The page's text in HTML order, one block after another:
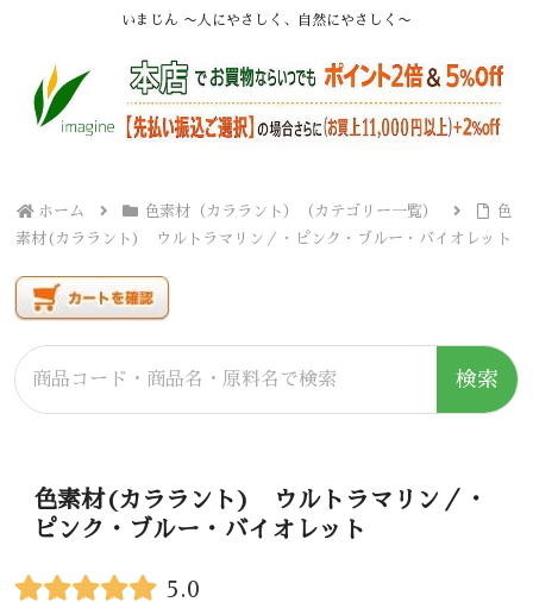
いまじん 〜人にやさしく、自然にやさしく〜
ホーム 色素材（カララント）（カテゴリー一覧）
色
素材(カララント) ウルトラマリン／・ピンク・ブルー・バイオレット
検索
色素材(カララント) ウルトラマリン／・
ピンク・ブルー・バイオレット
5.0